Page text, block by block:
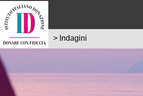
> Indagini